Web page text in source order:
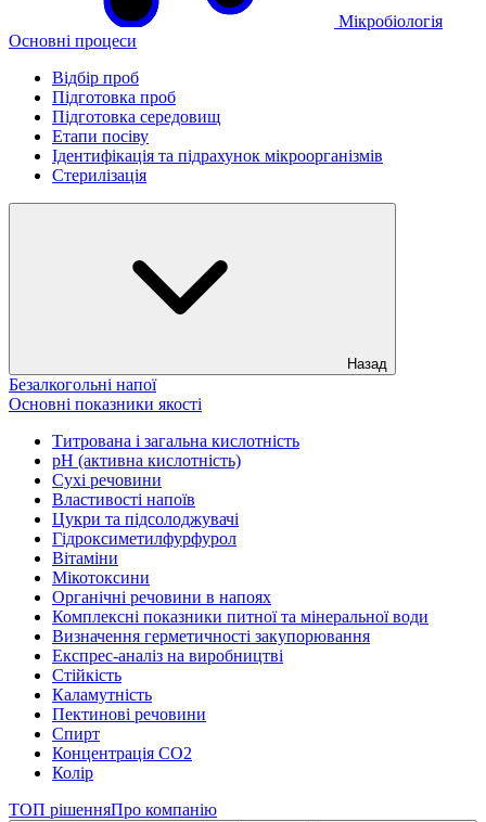
Мікробіологія
Основні процеси
Відбір проб
Підготовка проб
Підготовка середовищ
Етапи посіву
Ідентифікація та підрахунок мікроорганізмів
Стерилізація
Назад
Безалкогольні напої
Основні показники якості
Титрована і загальна кислотність
рН (активна кислотність)
Сухі речовини
Властивості напоїв
Цукри та підсолоджувачі
Гідроксиметилфурфурол
Вітаміни
Мікотоксини
Органічні речовини в напоях
Комплексні показники питної та мінеральної води
Визначення герметичності закупорювання
Експрес-аналіз на виробництві
Стійкість
Каламутність
Пектинові речовини
Спирт
Концентрація СО2
Колір
ТОП рішенняПро компанію